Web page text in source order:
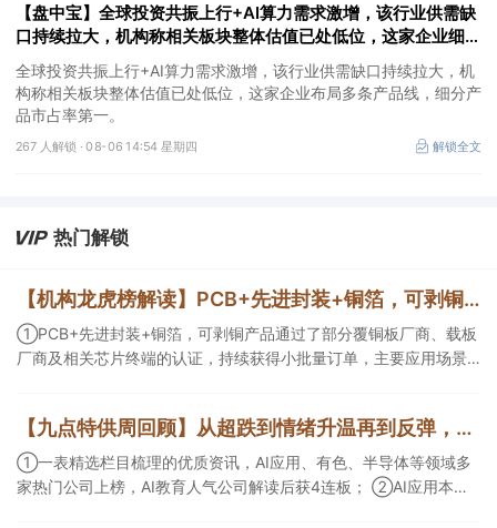
【盘中宝】全球投资共振上行+AI算力需求激增，该行业供需缺
口持续拉大，机构称相关板块整体估值已处低位，这家企业细分
产品市占率第一
全球投资共振上行+AI算力需求激增，该行业供需缺口持续拉大，机
构称相关板块整体估值已处低位，这家企业布局多条产品线，细分产
品市占率第一。
267 人解锁 ·08-06 14:54 星期四 解锁全文
热门解锁
【机构龙虎榜解读】PCB+先进封装+铜箔，可剥铜产品通过了部分覆铜板厂商、载板厂商及相关芯片终端的认证，持续获得小批量订单，主要应用场景包括芯片封装光模块用PCB，机构大额净买入这家公司
①PCB+先进封装+铜箔，可剥铜产品通过了部分覆铜板厂商、载板
厂商及相关芯片终端的认证，持续获得小批量订单，主要应用场景
等方面具有丰富经验，具备承接细胞与基因治疗产品商业化受托生
产的合规资质，这家公司获净买入。
【九点特供周回顾】从超跌到情绪升温再到反弹，栏目梳理AI应用题材逻辑，AI教育人气公司解读后获4连板
①一表精选栏目梳理的优质资讯，AI应用、有色、半导体等领域多
家热门公司上榜，AI教育人气公司解读后获4连板； ②AI应用本周